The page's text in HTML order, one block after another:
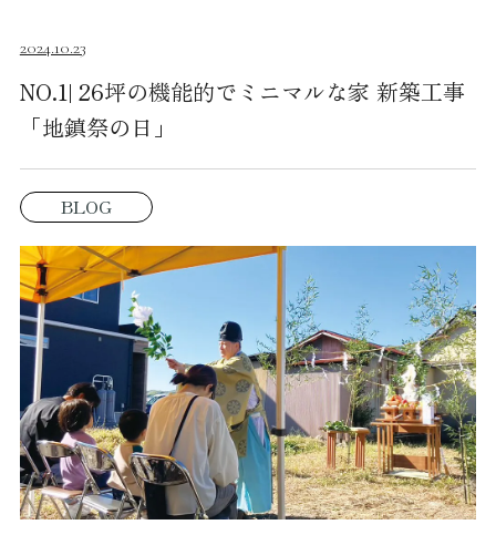
2024.10.23
NO.1| 26坪の機能的でミニマルな家 新築工事
「地鎮祭の日」
BLOG